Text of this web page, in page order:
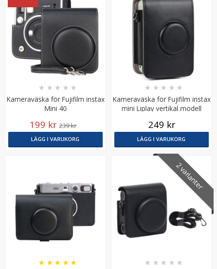
Puluz Skärmskydd härdat glas 9H för Sony
A6000/A6300
79 kr
Kameraväska för Fujifilm instax
Mini 40
★ ★ ★ ★ ★
199 kr 239 kr
LÄGG I VARUKORG
Kameraväska för Fujifilm instax
mini Liplay vertikal modell
★ ★ ★ ★ ★
249 kr
LÄGG I VARUKORG
★ ★ ★ ★ ★
2 varianter
★ ★ ★ ★ ★